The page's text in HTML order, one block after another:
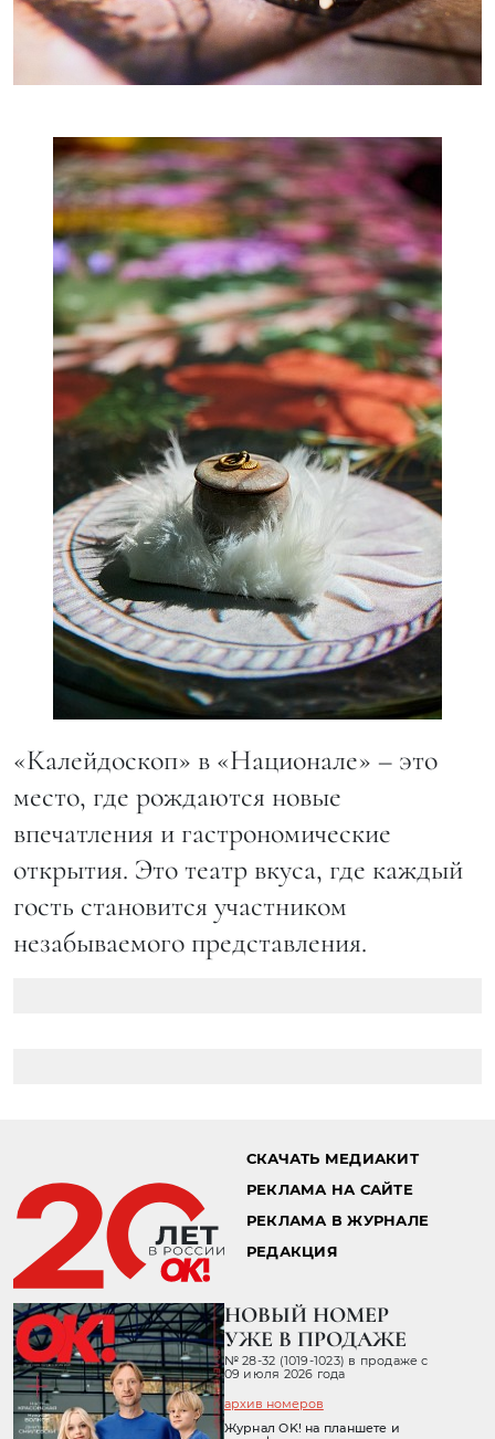
«Калейдоскоп» в «Национале» – это
место, где рождаются новые
впечатления и гастрономические
открытия. Это театр вкуса, где каждый
гость становится участником
незабываемого представления.
СКАЧАТЬ МЕДИАКИТ
РЕКЛАМА НА САЙТЕ
РЕКЛАМА В ЖУРНАЛЕ
РЕДАКЦИЯ
НОВЫЙ НОМЕР
УЖЕ В ПРОДАЖЕ
№ 28-32 (1019-1023) в продаже с
09 июля 2026 года
архив номеров
Журнал OK! на планшете и